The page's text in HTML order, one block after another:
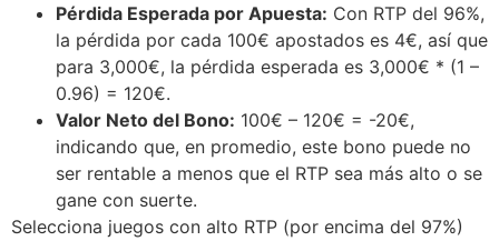
Pérdida Esperada por Apuesta: Con RTP del 96%,
la pérdida por cada 100€ apostados es 4€, así que
para 3,000€, la pérdida esperada es 3,000€ * (1 –
0.96) = 120€.
Valor Neto del Bono: 100€ – 120€ = -20€,
indicando que, en promedio, este bono puede no
ser rentable a menos que el RTP sea más alto o se
gane con suerte.
Selecciona juegos con alto RTP (por encima del 97%)